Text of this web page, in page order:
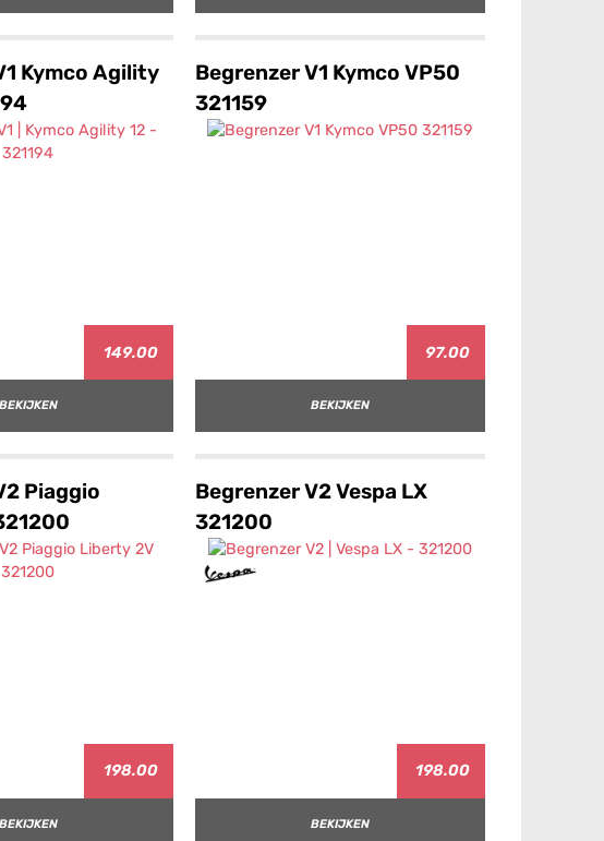
Kymco Agility
149.00
BEKIJKEN
Begrenzer V1 Kymco VP50
321159
97.00
BEKIJKEN
Piaggio
198.00
BEKIJKEN
Begrenzer V2 Vespa LX
321200
198.00
BEKIJKEN